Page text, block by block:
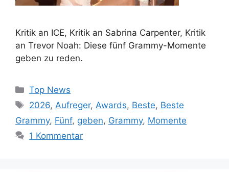
Kritik an ICE, Kritik an Sabrina Carpenter, Kritik
an Trevor Noah: Diese fünf Grammy-Momente
geben zu reden.
Kategorien
Top News
Schlagwörter
2026, Aufreger, Awards, Beste, Beste
Grammy, Fünf, geben, Grammy, Momente
1 Kommentar